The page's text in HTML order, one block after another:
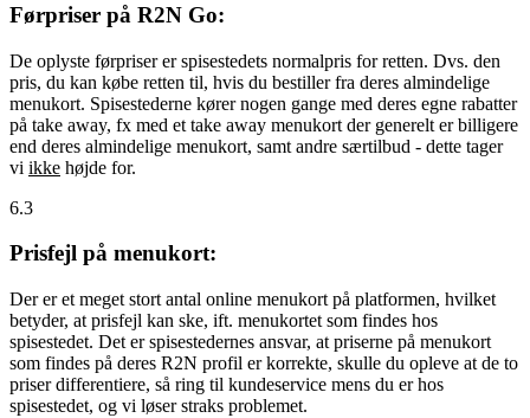
Førpriser på R2N Go:
De oplyste førpriser er spisestedets normalpris for retten. Dvs. den
pris, du kan købe retten til, hvis du bestiller fra deres almindelige
menukort. Spisestederne kører nogen gange med deres egne rabatter
på take away, fx med et take away menukort der generelt er billigere
end deres almindelige menukort, samt andre særtilbud - dette tager
vi ikke højde for.
6.3
Prisfejl på menukort:
Der er et meget stort antal online menukort på platformen, hvilket
betyder, at prisfejl kan ske, ift. menukortet som findes hos
spisestedet. Det er spisestedernes ansvar, at priserne på menukort
som findes på deres R2N profil er korrekte, skulle du opleve at de to
priser differentiere, så ring til kundeservice mens du er hos
spisestedet, og vi løser straks problemet.